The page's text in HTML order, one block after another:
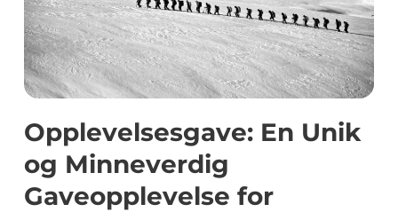
Opplevelsesgave: En Unik
og Minneverdig
Gaveopplevelse for